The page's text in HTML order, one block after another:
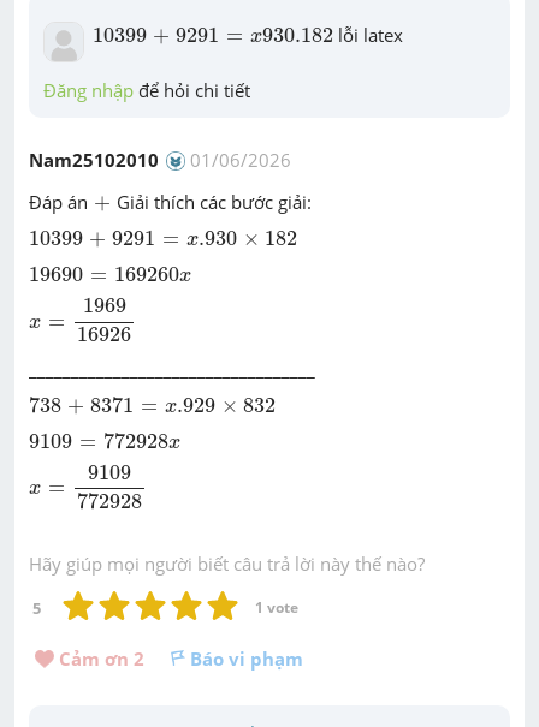
10399 + 9291 = x930.182
10399 + 9291= x930.182 lỗi latex
Đăng nhập để hỏi chi tiết
Nam25102010
01/06/2026
Đáp án +
+ Giải thích các bước giải:
10399 + 9291 = x.930 × 182
10399 + 9291= x.930×182
19690 = 169260x
19690 =169260x
x =
1969
16926
196916926
738 + 8371 = x.929 × 832
738 + 8371= x.929×832
9109 = 772928x
9109 =772928x
x =
9109
772928
9109772928
Hãy giúp mọi người biết câu trả lời này thế nào?
5 1 vote
Cảm ơn 2 Báo vi phạm